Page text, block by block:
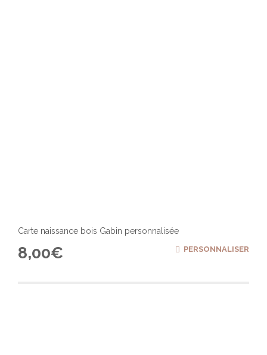
Carte naissance bois Gabin personnalisée
8,00€ PERSONNALISER